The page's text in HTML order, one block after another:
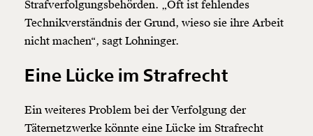
Strafverfolgungsbehörden. „Oft ist fehlendes
Technikverständnis der Grund, wieso sie ihre Arbeit
nicht machen“, sagt Lohninger.
Eine Lücke im Strafrecht
Ein weiteres Problem bei der Verfolgung der
Täternetzwerke könnte eine Lücke im Strafrecht